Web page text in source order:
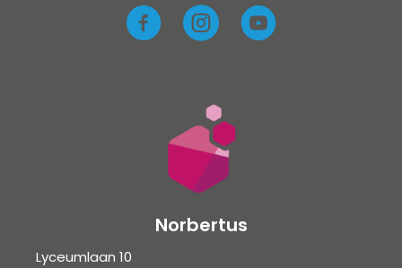
Norbertus
Lyceumlaan 10